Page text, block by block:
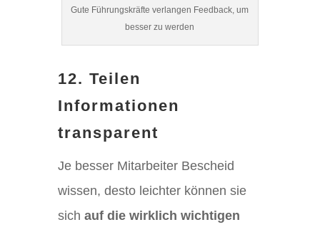
Gute Führungskräfte verlangen Feedback, um
besser zu werden
12. Teilen
Informationen
transparent
Je besser Mitarbeiter Bescheid
wissen, desto leichter können sie
sich auf die wirklich wichtigen